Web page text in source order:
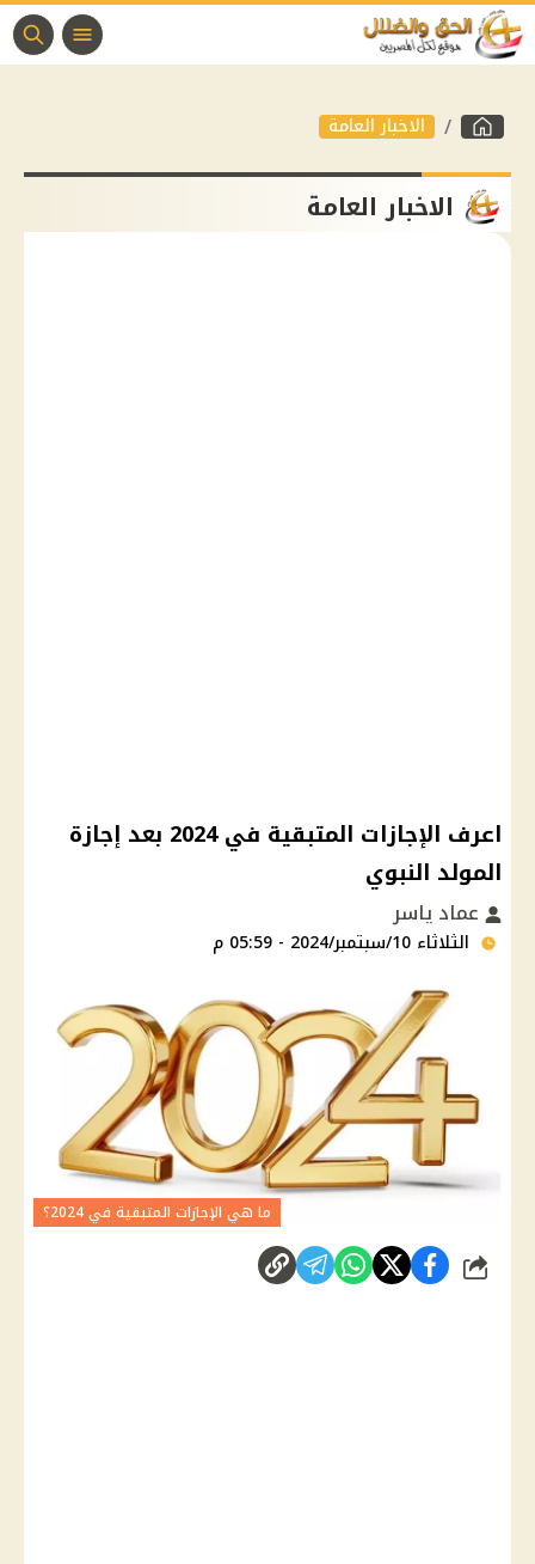
الاخبار العامة
الاخبار العامة
اعرف الإجازات المتبقية في 2024 بعد إجازة
المولد النبوي
عماد ياسر
الثلاثاء 10/سبتمبر/2024 - 05:59 م
ما هي الإجازات المتبقية في 2024؟
شارك